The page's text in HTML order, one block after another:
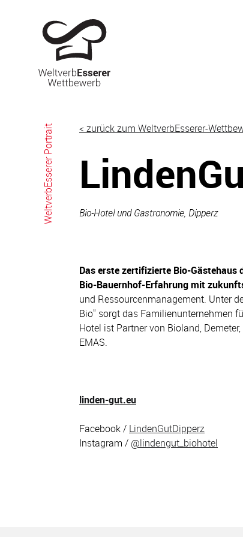
WeltverbEsserer Portrait < zurück zum WeltverbEsserer-
Bio-Hotel und Gastronomie, Dipperz
Das erste zertifizierte Bio-Gästehaus
Bio-Bauernhof-Erfahrung mit
und Ressourcenmanagement. Unter
Bio" sorgt das Familienunternehmen
Hotel ist Partner von Bioland,
EMAS.
linden-gut.eu
Facebook / LindenGutDipperz
Instagram / @lindengut_biohotel